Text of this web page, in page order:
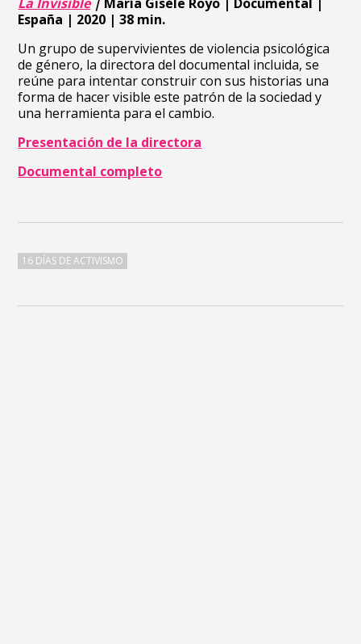
España | 2020 | 38 min.
Un grupo de supervivientes de violencia psicológica
de género, la directora del documental incluida, se
reúne para intentar construir con sus historias una
forma de hacer visible este patrón de la sociedad y
una herramienta para el cambio.
Presentación de la directora
Documental completo
16 DÍAS DE ACTIVISMO